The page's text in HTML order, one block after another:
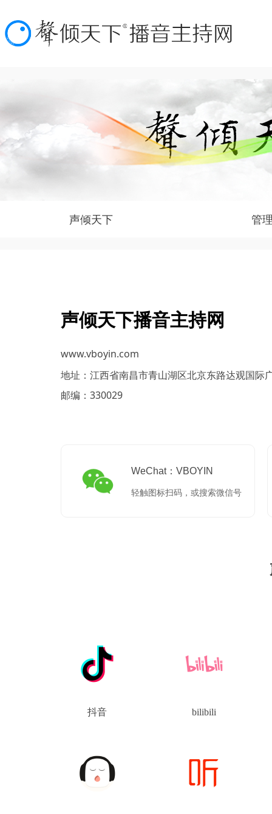
声倾天下播音主持网
www.vboyin.com
地址：江西省南昌市青山湖区北京东路达观国际
邮编：330029
WeChat：VBOYIN
轻触图标扫码，或搜索微信号
抖音 bilibili
声倾天下 管